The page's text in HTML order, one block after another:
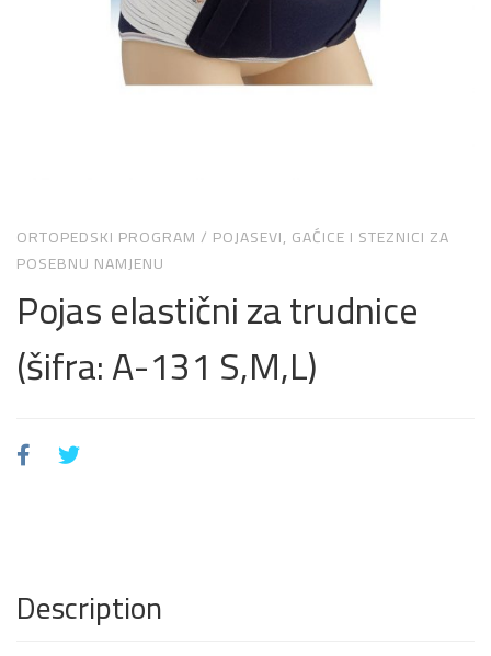
ORTOPEDSKI PROGRAM / POJASEVI, GAĆICE I STEZNICI ZA
POSEBNU NAMJENU
Pojas elastični za trudnice
(šifra: A-131 S,M,L)
Description